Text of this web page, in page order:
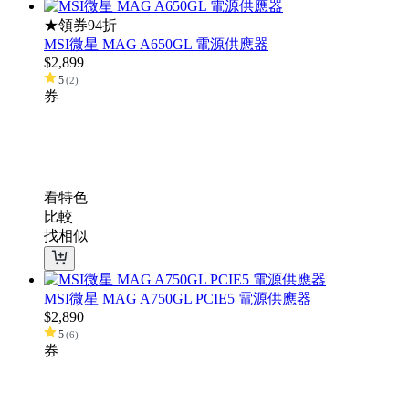
★領券94折
MSI微星 MAG A650GL 電源供應器
$2,899
5(2)
券
看特色
比較
找相似
MSI微星 MAG A750GL PCIE5 電源供應器
$2,890
5(6)
券